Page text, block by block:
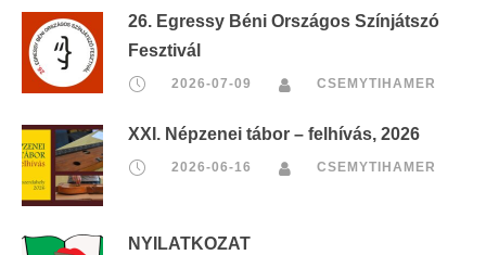
26. Egressy Béni Országos Színjátszó
Fesztivál
2026-07-09 CSEMYTIHAMER
XXI. Népzenei tábor – felhívás, 2026
2026-06-16 CSEMYTIHAMER
NYILATKOZAT